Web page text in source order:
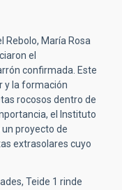
Rebolo, María Rosa
el
confirmada. Este
y la formación
rocosos dentro de
el Instituto
proyecto de
extrasolares cuyo
Teide 1 rinde